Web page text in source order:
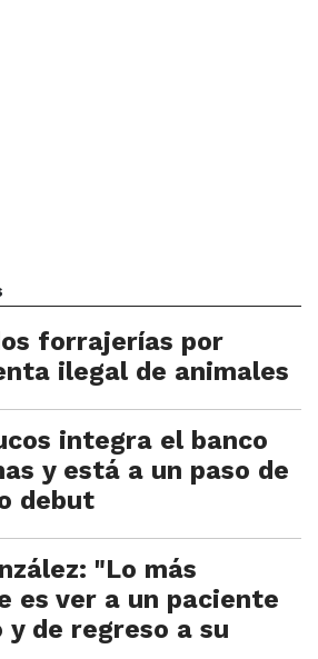
forrajerías por
ilegal de animales
integra el banco
y está a un paso de
debut
"Lo más
es ver a un paciente
y de regreso a su